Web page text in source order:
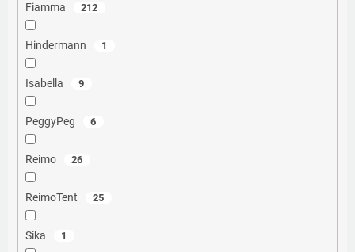
Fiamma 212
Hindermann 1
Isabella 9
PeggyPeg 6
Reimo 26
ReimoTent 25
Sika 1